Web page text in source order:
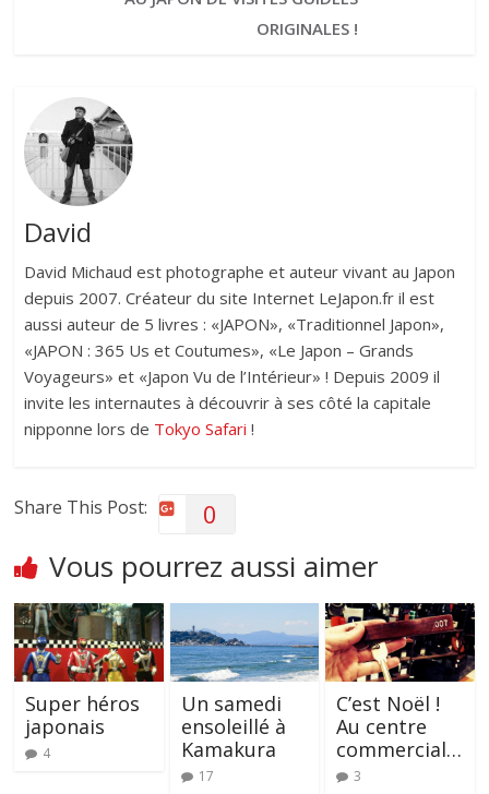
ORIGINALES !
David
David Michaud est photographe et auteur vivant au Japon
depuis 2007. Créateur du site Internet LeJapon.fr il est
aussi auteur de 5 livres : «JAPON», «Traditionnel Japon»,
«JAPON : 365 Us et Coutumes», «Le Japon – Grands
Voyageurs» et «Japon Vu de l’Intérieur» ! Depuis 2009 il
invite les internautes à découvrir à ses côté la capitale
nipponne lors de Tokyo Safari !
Share This Post: 0
Vous pourrez aussi aimer
Super héros
japonais
4
Un samedi
ensoleillé à
Kamakura
17
C’est Noël !
Au centre
commercial…
3